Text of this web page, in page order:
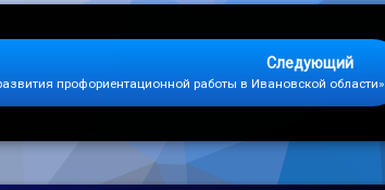
Следующий
профориентационной работы в Ивановской области»